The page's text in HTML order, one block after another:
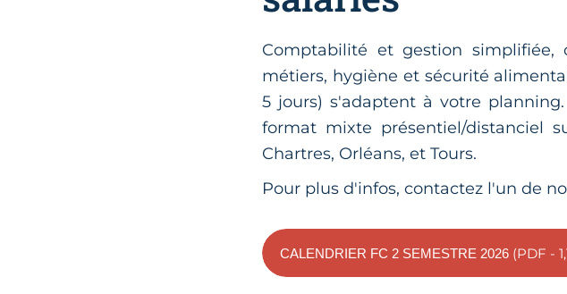
Comptabilité et gestion simplifiée,
métiers, hygiène et sécurité
5 jours) s'adaptent à votre
format mixte présentiel/distanciel
Chartres, Orléans, et Tours.
Pour plus d'infos, contactez l'un de
CALENDRIER FC 2 SEMESTRE 2026 (PDF -